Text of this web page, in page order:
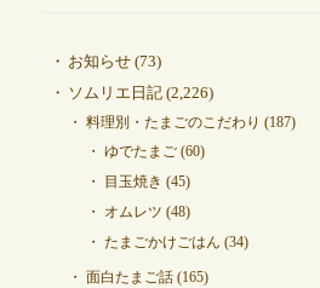
お知らせ(73)
ソムリエ日記(2,226)
料理別・たまごのこだわり (187)
ゆでたまご(60)
目玉焼き (45)
オムレツ (48)
たまごかけごはん (34)
面白たまご話(165)